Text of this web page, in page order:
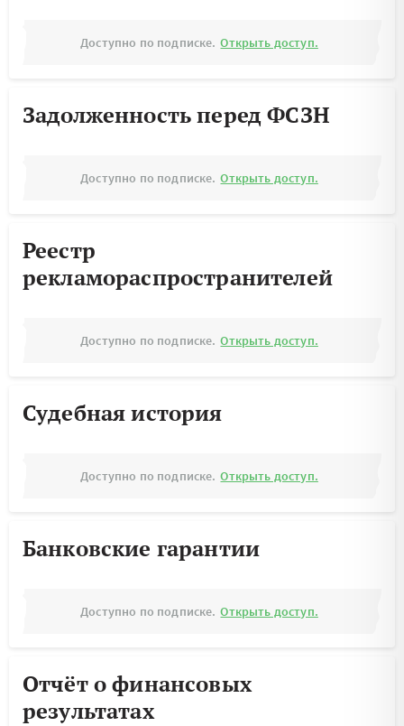
Доступно по подписке. Открыть доступ.
Задолженность перед ФСЗН
Доступно по подписке. Открыть доступ.
Реестр
рекламораспространителей
Доступно по подписке. Открыть доступ.
Судебная история
Доступно по подписке. Открыть доступ.
Банковские гарантии
Доступно по подписке. Открыть доступ.
Отчёт о финансовых
результатах